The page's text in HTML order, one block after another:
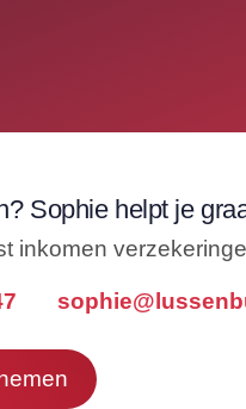
Sophie helpt je
inkomen